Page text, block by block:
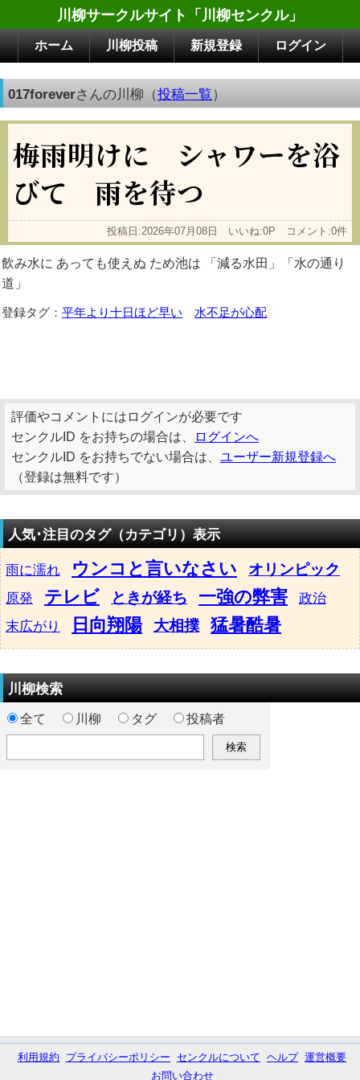
川柳サークルサイト「川柳センクル」
ホーム 川柳投稿 新規登録 ログイン
017foreverさんの川柳（投稿一覧）
梅雨明けに シャワーを浴
びて 雨を待つ
投稿日:2026年07月08日 いいね:0P コメント:0件
飲み水に あっても使えぬ ため池は 「減る水田」「水の通り
道」
登録タグ： 平年より十日ほど早い 水不足が心配
評価やコメントにはログインが必要です
センクルID をお持ちの場合は、
ログインへ
センクルID をお持ちでない場合は、 ユーザー新規登録へ
（登録は無料です）
人気･注目のタグ（カテゴリ）表示
雨に濡れ ウンコと言いなさい オリンピック
原発 テレビ ときが経ち 一強の弊害
政治
末広がり
日向翔陽 大相撲 猛暑酷暑
川柳検索
全て 川柳 タグ 投稿者
利用規約 プライバシーポリシー センクルについて ヘルプ 運営概要
お問い合わせ